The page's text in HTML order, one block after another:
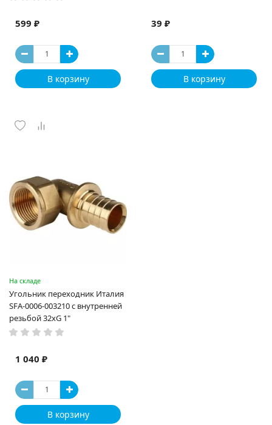
599 ₽
В корзину
39 ₽
В корзину
На складе
Угольник переходник Италия
SFA-0006-003210 с внутренней
резьбой 32xG 1"
1 040 ₽
В корзину